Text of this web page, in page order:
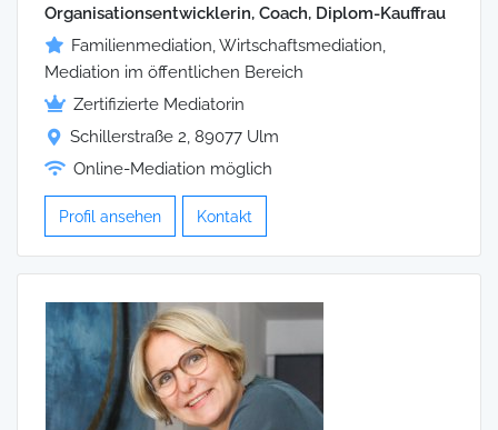
Organisationsentwicklerin, Coach, Diplom-Kauffrau
Familienmediation, Wirtschaftsmediation,
Mediation im öffentlichen Bereich
Zertifizierte Mediatorin
Schillerstraße 2, 89077 Ulm
Online-Mediation möglich
Profil ansehen Kontakt